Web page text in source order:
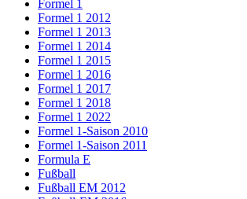
Formel 1
Formel 1 2012
Formel 1 2013
Formel 1 2014
Formel 1 2015
Formel 1 2016
Formel 1 2017
Formel 1 2018
Formel 1 2022
Formel 1-Saison 2010
Formel 1-Saison 2011
Formula E
Fußball
Fußball EM 2012